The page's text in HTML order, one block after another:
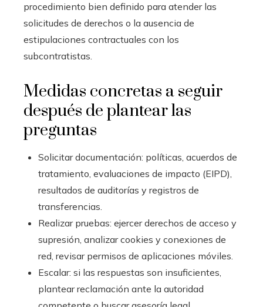
procedimiento bien definido para atender las
solicitudes de derechos o la ausencia de
estipulaciones contractuales con los
subcontratistas.
Medidas concretas a seguir
después de plantear las
preguntas
Solicitar documentación: políticas, acuerdos de
tratamiento, evaluaciones de impacto (EIPD),
resultados de auditorías y registros de
transferencias.
Realizar pruebas: ejercer derechos de acceso y
supresión, analizar cookies y conexiones de
red, revisar permisos de aplicaciones móviles.
Escalar: si las respuestas son insuficientes,
plantear reclamación ante la autoridad